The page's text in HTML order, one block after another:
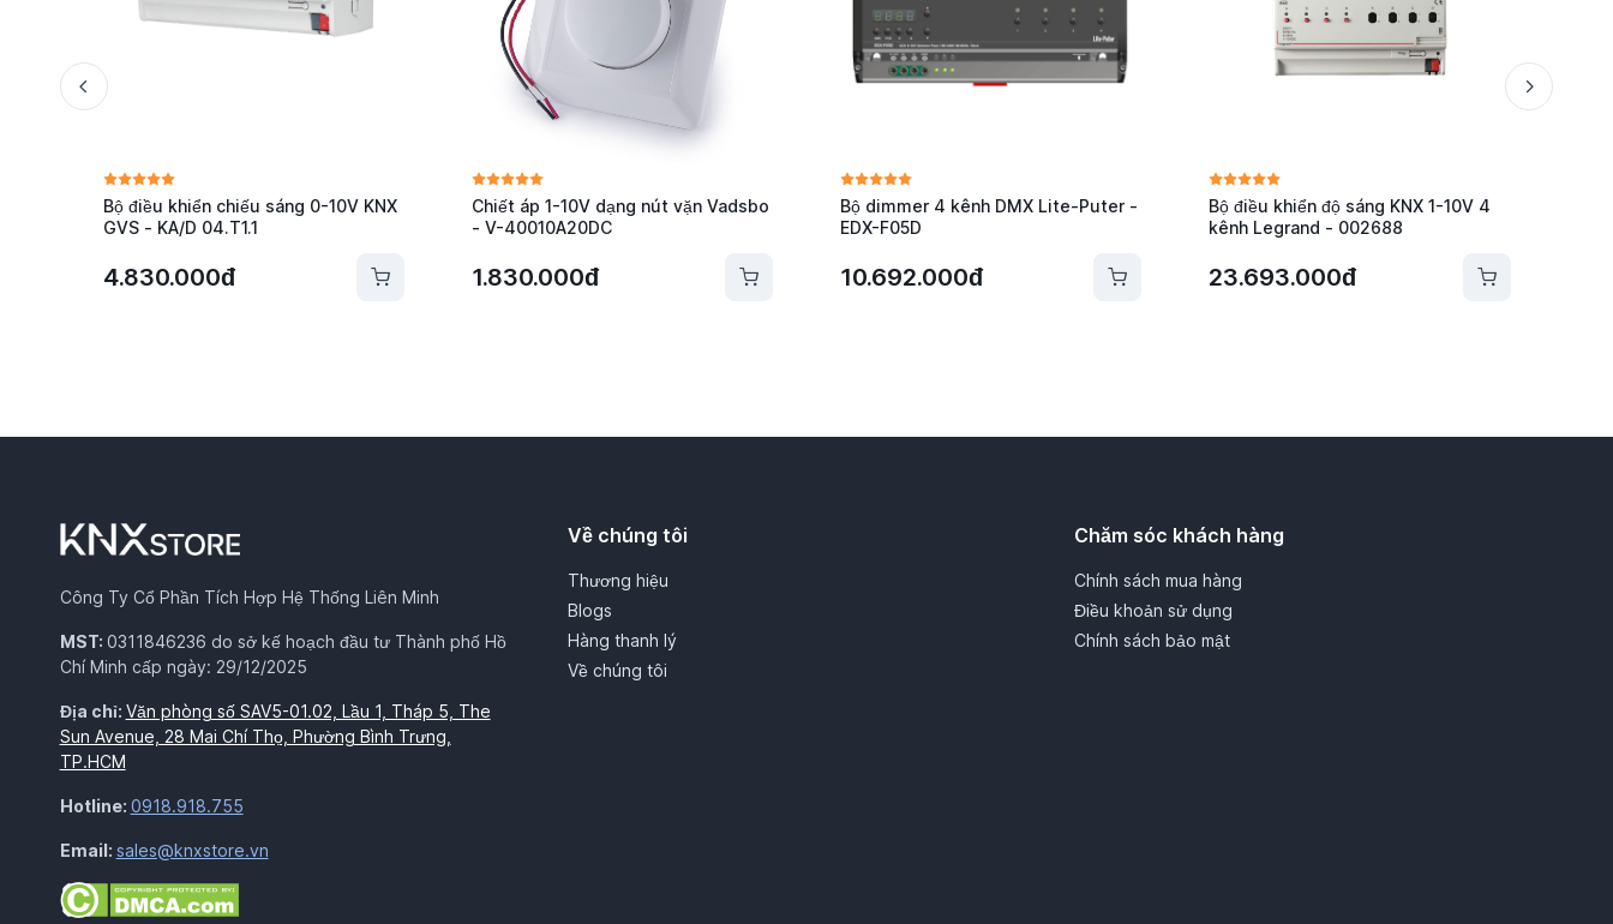
Bộ điều khiển chiếu sáng 0-10V KNX
GVS - KA/D 04.T1.1
4.830.000đ
Chiết áp 1-10V dạng nút vặn Vadsbo
- V-40010A20DC
1.830.000đ
Bộ dimmer 4 kênh DMX Lite-Puter -
EDX-F05D
10.692.000đ
Bộ điều khiển độ sáng KNX 1-10V 4
kênh Legrand - 002688
23.693.000đ
Công Ty Cổ Phần Tích Hợp Hệ Thống Liên Minh
MST: 0311846236 do sở kế hoạch đầu tư Thành phố Hồ
Chí Minh cấp ngày: 29/12/2025
Địa chỉ: Văn phòng số SAV5-01.02, Lầu 1, Tháp 5, The
Sun Avenue, 28 Mai Chí Thọ, Phường Bình Trưng,
TP.HCM
Hotline: 0918.918.755
Email: sales@knxstore.vn
Về chúng tôi
Thương hiệu
Blogs
Hàng thanh lý
Về chúng tôi
Chăm sóc khách hàng
Chính sách mua hàng
Điều khoản sử dụng
Chính sách bảo mật